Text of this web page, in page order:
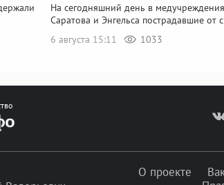
На сегодняшний день в медучреждения
Саратова и Энгельса пострадавшие от
6 августа 15:11
1033
О проекте